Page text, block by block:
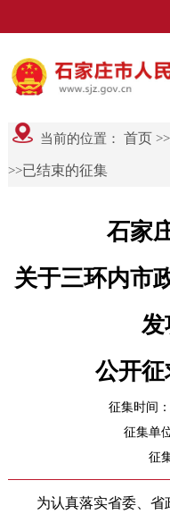
当前的位置： 首页 >>
>>已结束的征集
石家
关于三环内市
发
公开
征集时间
征集单
征
为认真落实省委、